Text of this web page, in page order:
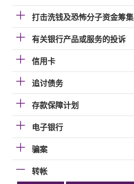
打击洗钱及恐怖分子资金筹集
有关银行产品或服务的投诉
信用卡
追讨债务
存款保障计划
电子银行
骗案
转帐